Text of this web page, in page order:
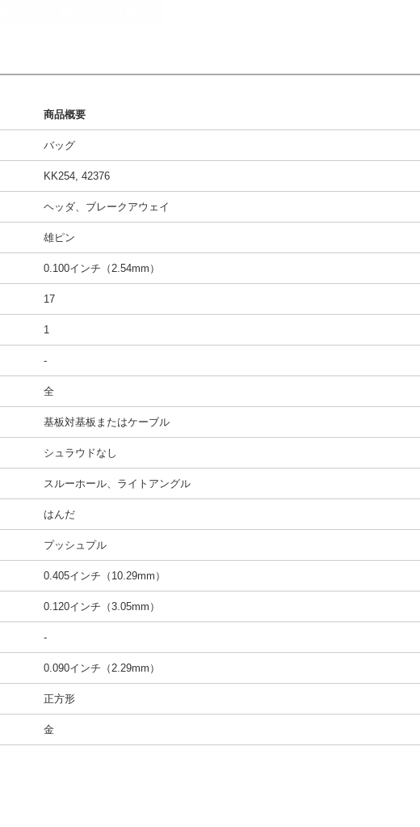
商品概要
バッグ
KK254, 42376
ヘッダ、ブレークアウェイ
雄ピン
0.100インチ（2.54mm）
17
1
-
全
基板対基板またはケーブル
シュラウドなし
スルーホール、ライトアングル
はんだ
プッシュプル
0.405インチ（10.29mm）
0.120インチ（3.05mm）
-
0.090インチ（2.29mm）
正方形
金